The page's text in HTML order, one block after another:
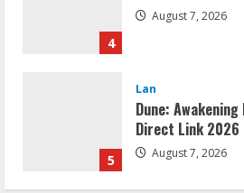
4
August 7, 2026
5
Lan
Dune:
Direct Link 2026
August 7, 2026